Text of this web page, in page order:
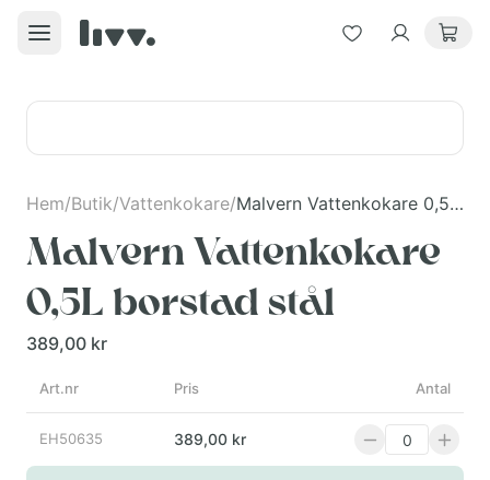
Hem/Butik/Vattenkokare/ Malvern Vattenkokare 0,5L borstad stål
Malvern Vattenkokare
0,5L borstad stål
389,00 kr
Art.nr Pris Antal
EH50635 389,00 kr